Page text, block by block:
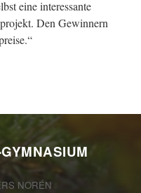
eine interessante
Den Gewinnern
NORÉN